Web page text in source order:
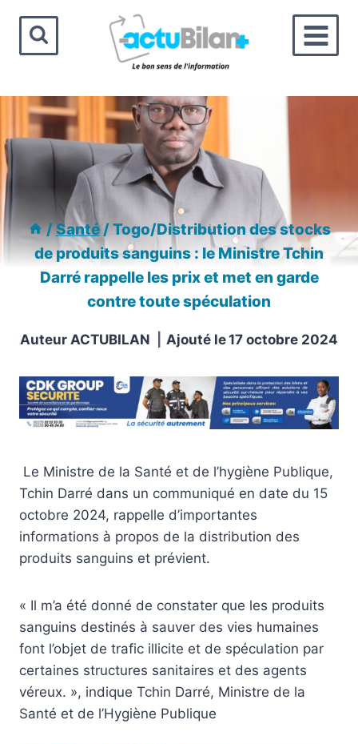
contenu
/Santé/Togo/Distribution des stocks
de produits sanguins : le Ministre Tchin
Darré rappelle les prix et met en garde
contre toute spéculation
Auteur ACTUBILAN Ajouté le17 octobre 2024
Le Ministre de la Santé et de l’hygiène Publique,
Tchin Darré dans un communiqué en date du 15
octobre 2024, rappelle d’importantes
informations à propos de la distribution des
produits sanguins et prévient.
« Il m’a été donné de constater que les produits
sanguins destinés à sauver des vies humaines
font l’objet de trafic illicite et de spéculation par
certaines structures sanitaires et des agents
véreux. », indique Tchin Darré, Ministre de la
Santé et de l’Hygiène Publique